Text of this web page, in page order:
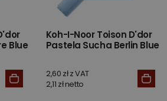
Blue
Koh-I-Noor Toison D'dor
Pastela Sucha Berlin Blue
2,60 zł z VAT
2,11 zł netto